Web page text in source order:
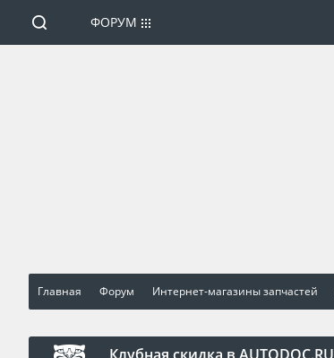
Главная Форум Интернет-магазины запчастей
ФОРУМ